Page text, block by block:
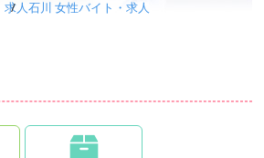
求人石川 女性バイト・求人